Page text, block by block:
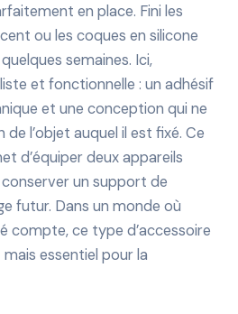
en place. Fini les
ou les coques en silicone
semaines. Ici,
et fonctionnelle : un adhésif
et une conception qui ne
de l’objet auquel il est fixé. Ce
d’équiper deux appareils
un support de
futur. Dans un monde où
compte, ce type d’accessoire
essentiel pour la